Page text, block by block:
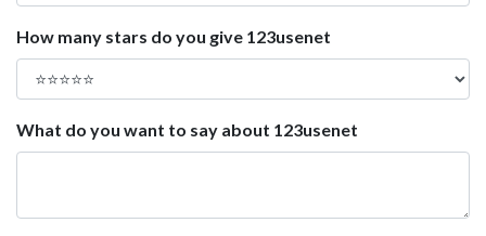
How many stars do you give 123usenet
What do you want to say about 123usenet